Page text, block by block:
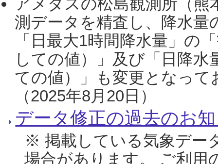
測データを精査し、降水
「日最大1時間降水量」の
しての値）」及び「日降
ての値）」も変更となっ
（2025年8月20日）
データ修正の過去のお
※ 掲載している気象デー
場合があります。 ご利用